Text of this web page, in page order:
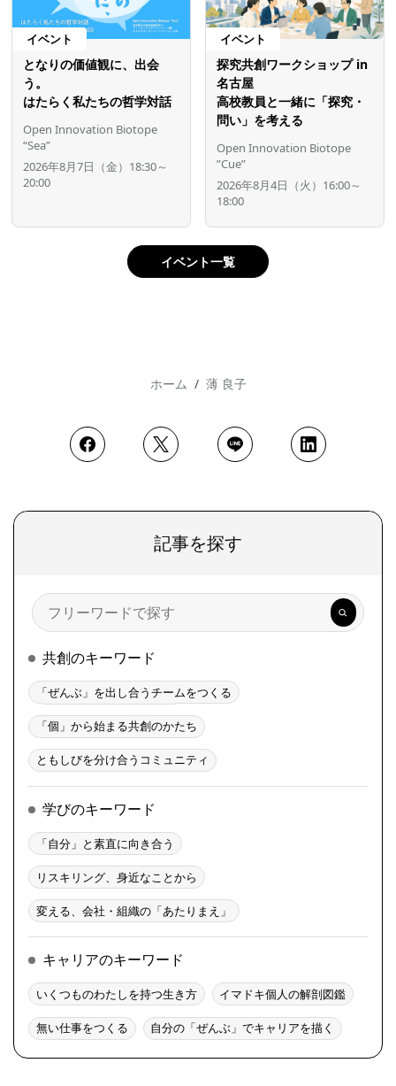
イベント
となりの価値観に、出会
う。
はたらく私たちの哲学対話
Open Innovation Biotope
“Sea”
2026年8月7日（金）18:30～
20:00
イベント
探究共創ワークショップ in
名古屋
高校教員と一緒に「探究・
問い」を考える
Open Innovation Biotope
”Cue”
2026年8月4日（火）16:00～
18:00
イベント一覧
ホーム 薄 良子
記事を探す
検
索
共創のキーワード
「ぜんぶ」を出し合うチームをつくる
「個」から始まる共創のかたち
ともしびを分け合うコミュニティ
学びのキーワード
「自分」と素直に向き合う
リスキリング、身近なことから
変える、会社・組織の「あたりまえ」
キャリアのキーワード
いくつものわたしを持つ生き方 イマドキ個人の解剖図鑑
無い仕事をつくる 自分の「ぜんぶ」でキャリアを描く